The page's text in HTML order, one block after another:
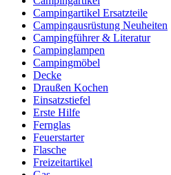
Campingartikel Ersatzteile
Campingausrüstung Neuheiten
Campingführer & Literatur
Campinglampen
Campingmöbel
Decke
Draußen Kochen
Einsatzstiefel
Erste Hilfe
Fernglas
Feuerstarter
Flasche
Freizeitartikel